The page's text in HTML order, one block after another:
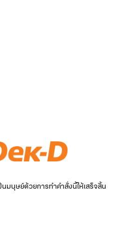
มนุษย์ด้วยการทำคำสั่งนี้ให้เสร็จสิ้น